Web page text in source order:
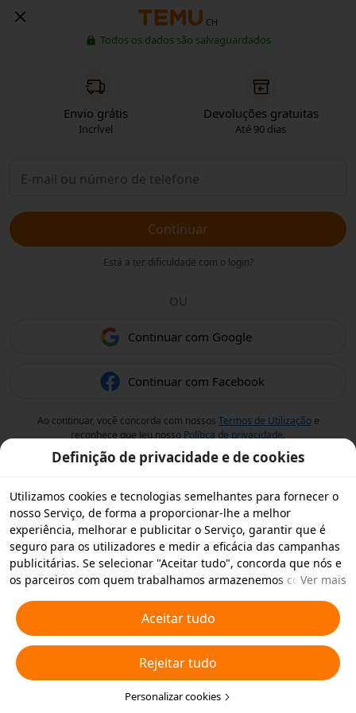
CH
Todos os dados são salvaguardados
Envio grátis
Incrível
Devoluções gratuitas
Até 90 dias
Continuar
Está a ter dificuldade com o login?
OU
Continuar com Google
Continuar com Facebook
Ao continuar, você concorda com nossos Termos de Utilizaçãoe
reconhece que leu nosso Política de privacidade.
Definição de privacidade e de cookies
Utilizamos cookies e tecnologias semelhantes para fornecer o
nosso Serviço, de forma a proporcionar-lhe a melhor
experiência, melhorar e publicitar o Serviço, garantir que é
seguro para os utilizadores e medir a eficácia das campanhas
publicitárias. Se selecionar "Aceitar tudo", concorda que nós e
os parceiros com quem trabalhamos armazenemos cookies e
publicitários. Também pode "Rejeitar todos" os cookies não
essenciais ou escolher os tipos de cookies que pretende
aceitar ou desativar clicando em "Personalizar cookies" abaixo
ou em qualquer altura nas suas definições de privacidade.
Para obter mais informações, consulte a nossaPolítica relativa
a Cookies e Tecnologias Semelhantes.
Ver mais
Aceitar tudo
Rejeitar tudo
Personalizar cookies